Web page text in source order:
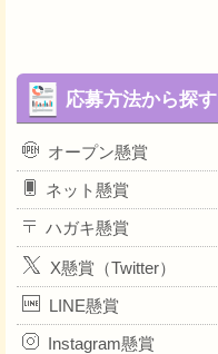
応募方法から探す
オープン懸賞
ネット懸賞
ハガキ懸賞
X懸賞（Twitter）
LINE懸賞
Instagram懸賞